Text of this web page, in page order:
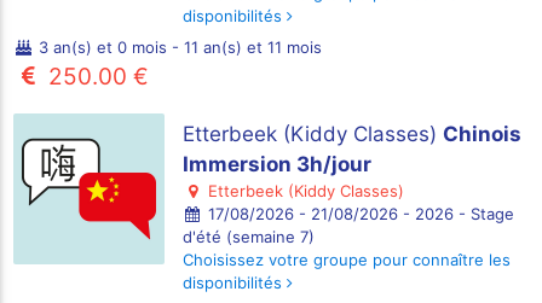
disponibilités
3 an(s) et 0 mois - 11 an(s) et 11 mois
250.00 €
Etterbeek (Kiddy Classes) Chinois
Immersion 3h/jour
Etterbeek (Kiddy Classes)
17/08/2026 - 21/08/2026 - 2026 - Stage
d'été (semaine 7)
Choisissez votre groupe pour connaître les
disponibilités